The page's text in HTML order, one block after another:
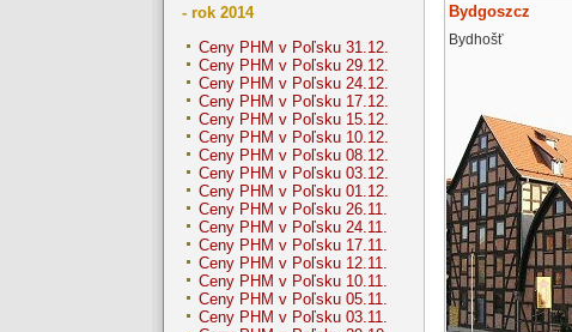
- rok 2014
Ceny PHM v Poľsku 31.12.
Ceny PHM v Poľsku 29.12.
Ceny PHM v Poľsku 24.12.
Ceny PHM v Poľsku 17.12.
Ceny PHM v Poľsku 15.12.
Ceny PHM v Poľsku 10.12.
Ceny PHM v Poľsku 08.12.
Ceny PHM v Poľsku 03.12.
Ceny PHM v Poľsku 01.12.
Ceny PHM v Poľsku 26.11.
Ceny PHM v Poľsku 24.11.
Ceny PHM v Poľsku 17.11.
Ceny PHM v Poľsku 12.11.
Ceny PHM v Poľsku 10.11.
Ceny PHM v Poľsku 05.11.
Ceny PHM v Poľsku 03.11.
Bydgoszcz
Bydhošť